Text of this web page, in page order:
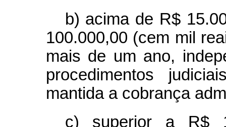
b) acima de R$
100.000,00 (cem mil
mais de um ano,
procedimentos
mantida a cobrança
c) superior a R$